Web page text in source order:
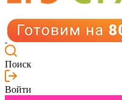
Поиск
Войти